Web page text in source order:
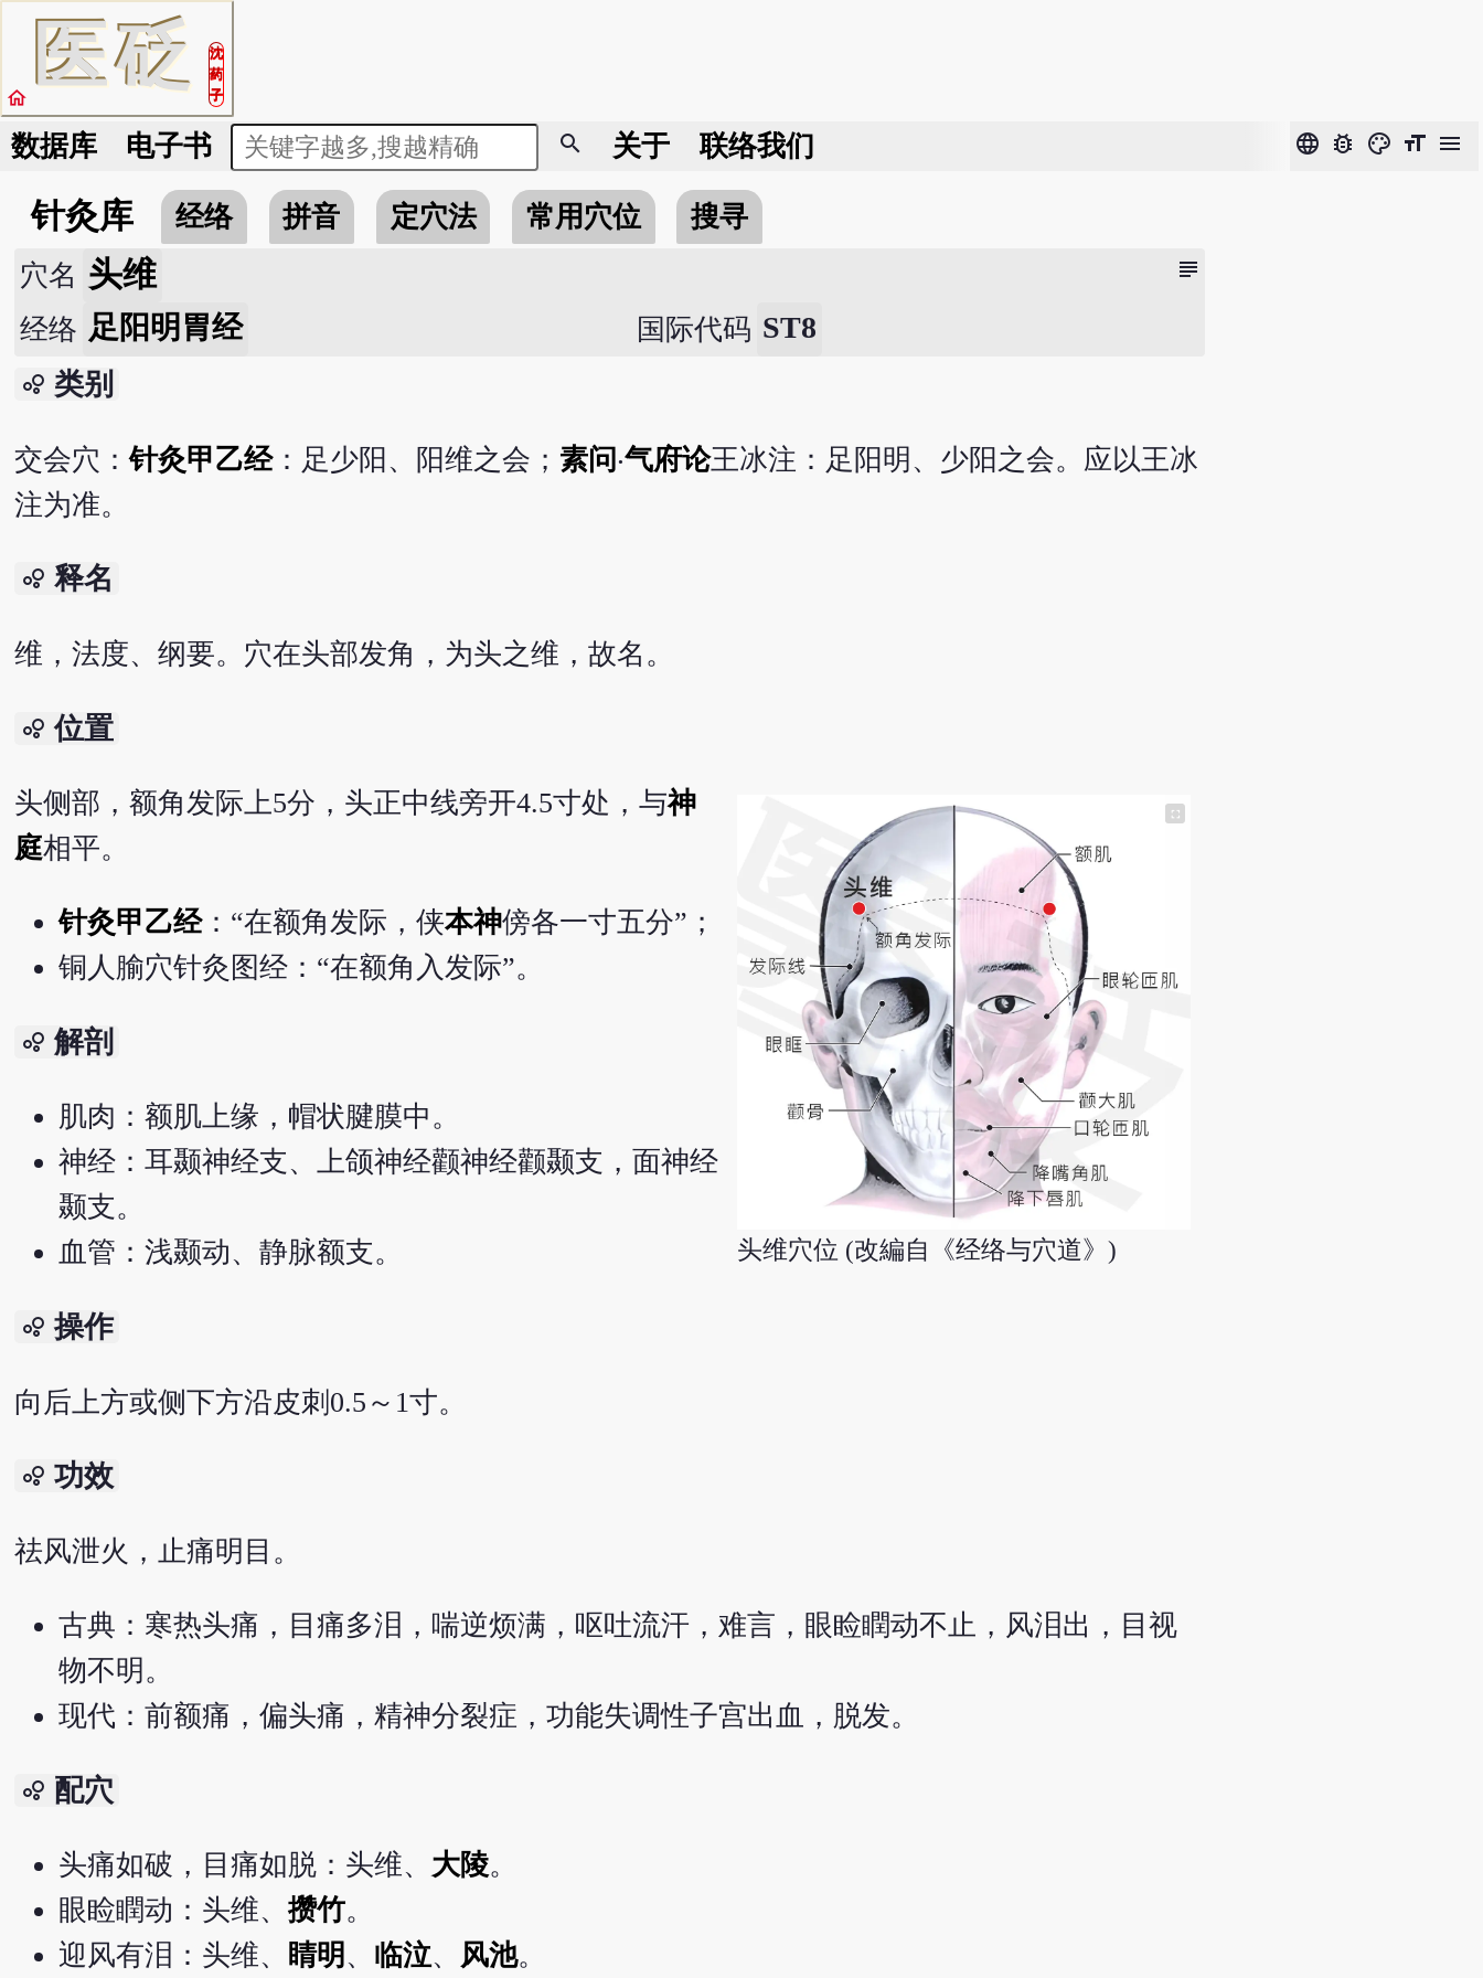
医砭
沈
药
子
home
数据库 电子书 search 关于 联络我们 language bug_report color_lens format_size menu
针灸库 经络 拼音 定穴法 常用穴位 搜寻
subject
穴名 头维
经络 足阳明胃经 国际代码 ST8
bubble_chart 类别
交会穴：针灸甲乙经：足少阳、阳维之会； 素问‧气府论王冰注：足阳明、少阳之会。应以王冰
注为准。
bubble_chart 释名
维，法度、纲要。穴在头部发角，为头之维，故名。
bubble_chart 位置
头维穴位 (改編自《经络与穴道》)
头侧部，额角发际上5分，头正中线旁开4.5寸处，与神
庭相平。
针灸甲乙经：“在额角发际，侠本神傍各一寸五分”；
铜人腧穴针灸图经：“在额角入发际”。
bubble_chart 解剖
肌肉：额肌上缘，帽状腱膜中。
神经：耳颞神经支、上颌神经颧神经颧颞支，面神经
颞支。
血管：浅颞动、静脉额支。
bubble_chart 操作
向后上方或侧下方沿皮刺0.5～1寸。
bubble_chart 功效
祛风泄火，止痛明目。
古典：寒热头痛，目痛多泪，喘逆烦满，呕吐流汗，难言，眼睑瞤动不止，风泪出，目视
物不明。
现代：前额痛，偏头痛，精神分裂症，功能失调性子宫出血，脱发。
bubble_chart 配穴
头痛如破，目痛如脱：头维、 大陵。
眼睑瞤动：头维、 攒竹。
迎风有泪：头维、
睛明 、 临泣、 风池。